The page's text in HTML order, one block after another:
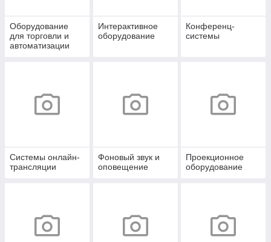
Оборудование
для торговли и
автоматизации
Интерактивное
оборудование
Конференц-
системы
Системы онлайн-
трансляции
Фоновый звук и
оповещение
Проекционное
оборудование